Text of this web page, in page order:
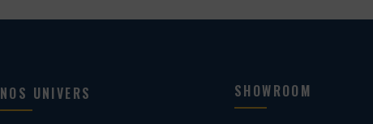
NOS UNIVERS SHOWROOM